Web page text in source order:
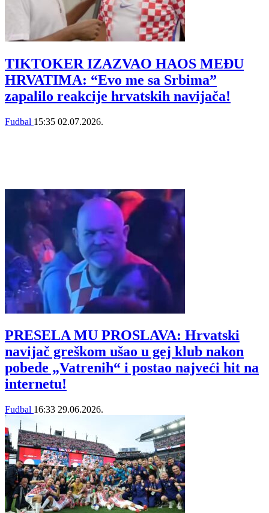
TIKTOKER IZAZVAO HAOS MEĐU
HRVATIMA: “Evo me sa Srbima”
zapalilo reakcije hrvatskih navijača!
Fudbal 15:35 02.07.2026.
PRESELA MU PROSLAVA: Hrvatski
navijač greškom ušao u gej klub nakon
pobede „Vatrenih“ i postao najveći hit na
internetu!
Fudbal 16:33 29.06.2026.